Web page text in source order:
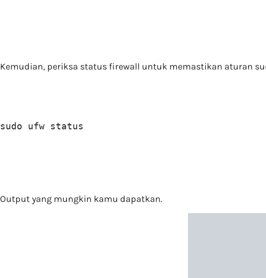
Kemudian, periksa status firewall untuk memastikan aturan
sudo ufw status
Output yang mungkin kamu dapatkan.